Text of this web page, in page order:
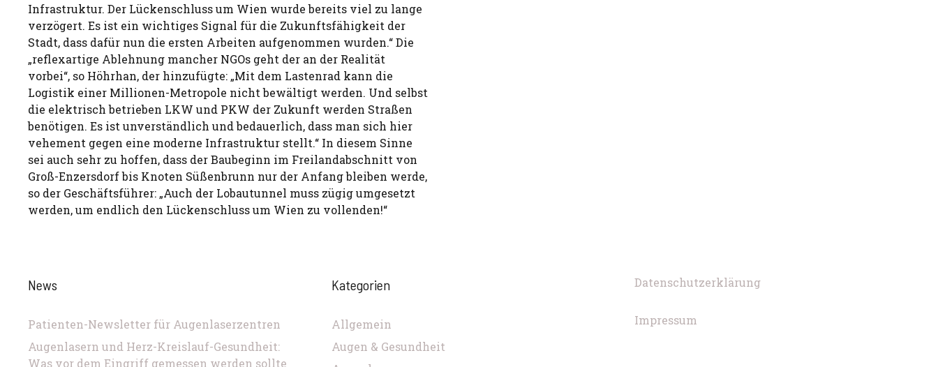
Infrastruktur. Der Lückenschluss um Wien wurde bereits viel zu lange
verzögert. Es ist ein wichtiges Signal für die Zukunftsfähigkeit der
Stadt, dass dafür nun die ersten Arbeiten aufgenommen wurden.“ Die
„reflexartige Ablehnung mancher NGOs geht der an der Realität
vorbei“, so Höhrhan, der hinzufügte: „Mit dem Lastenrad kann die
Logistik einer Millionen-Metropole nicht bewältigt werden. Und selbst
die elektrisch betrieben LKW und PKW der Zukunft werden Straßen
benötigen. Es ist unverständlich und bedauerlich, dass man sich hier
vehement gegen eine moderne Infrastruktur stellt.“ In diesem Sinne
sei auch sehr zu hoffen, dass der Baubeginn im Freilandabschnitt von
Groß-Enzersdorf bis Knoten Süßenbrunn nur der Anfang bleiben werde,
so der Geschäftsführer: „Auch der Lobautunnel muss zügig umgesetzt
werden, um endlich den Lückenschluss um Wien zu vollenden!“
News
Patienten-Newsletter für Augenlaserzentren
Augenlasern und Herz-Kreislauf-Gesundheit:
Was vor dem Eingriff gemessen werden sollte
Kategorien
Allgemein
Augen & Gesundheit
Datenschutzerklärung
Impressum